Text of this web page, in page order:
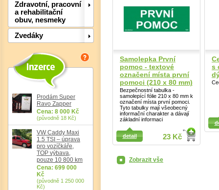
Zdravotní, pracovní
a rehabilitační
obuv, nesmeky
Zvedáky
Prodám Super
Ravo Zapper
Cena: 8 000 Kč
(původně 18 Kč)
VW Caddy Maxi
1.5 TSI – úprava
pro vozíčkáře,
TOP výbava,
pouze 10 800 km
Cena: 699 000
Kč
(původně 1 250 000
Kč)
Samolepka První
pomoc - textové
označení místa první
pomoci (210 x 80 mm)
Bezpečnostní tabulka -
samolepící fólie 210 x 80 mm k
označení místa první pomoci.
Tyto tabulky mají všeobecný
informační charakter a dávají
základní informaci
23 Kč
detail
s
Detail
Detail
Zobrazit vše